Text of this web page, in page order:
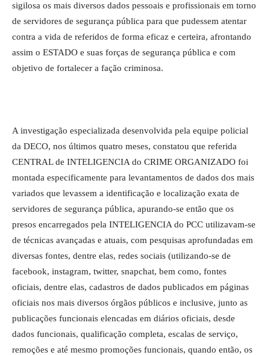
sigilosa os mais diversos dados pessoais e profissionais em torno
de servidores de segurança pública para que pudessem atentar
contra a vida de referidos de forma eficaz e certeira, afrontando
assim o ESTADO e suas forças de segurança pública e com
objetivo de fortalecer a fação criminosa.
A investigação especializada desenvolvida pela equipe policial
da DECO, nos últimos quatro meses, constatou que referida
CENTRAL de INTELIGENCIA do CRIME ORGANIZADO foi
montada especificamente para levantamentos de dados dos mais
variados que levassem a identificação e localização exata de
servidores de segurança pública, apurando-se então que os
presos encarregados pela INTELIGENCIA do PCC utilizavam-se
de técnicas avançadas e atuais, com pesquisas aprofundadas em
diversas fontes, dentre elas, redes sociais (utilizando-se de
facebook, instagram, twitter, snapchat, bem como, fontes
oficiais, dentre elas, cadastros de dados publicados em páginas
oficiais nos mais diversos órgãos públicos e inclusive, junto as
publicações funcionais elencadas em diários oficiais, desde
dados funcionais, qualificação completa, escalas de serviço,
remoções e até mesmo promoções funcionais, quando então, os